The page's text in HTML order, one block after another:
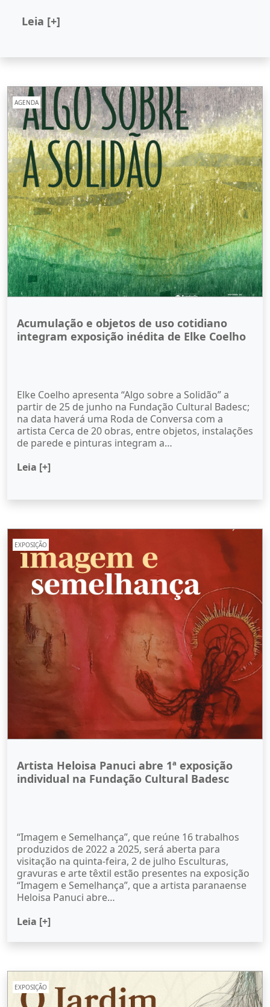
Leia [+]
AGENDA
Acumulação e objetos de uso cotidiano
integram exposição inédita de Elke Coelho
Elke Coelho apresenta “Algo sobre a Solidão” a
partir de 25 de junho na Fundação Cultural Badesc;
na data haverá uma Roda de Conversa com a
artista Cerca de 20 obras, entre objetos, instalações
de parede e pinturas integram a…
Leia [+]
EXPOSIÇÃO
Artista Heloisa Panuci abre 1ª exposição
individual na Fundação Cultural Badesc
“Imagem e Semelhança”, que reúne 16 trabalhos
produzidos de 2022 a 2025, será aberta para
visitação na quinta-feira, 2 de julho Esculturas,
gravuras e arte têxtil estão presentes na exposição
“Imagem e Semelhança”, que a artista paranaense
Heloisa Panuci abre…
Leia [+]
EXPOSIÇÃO